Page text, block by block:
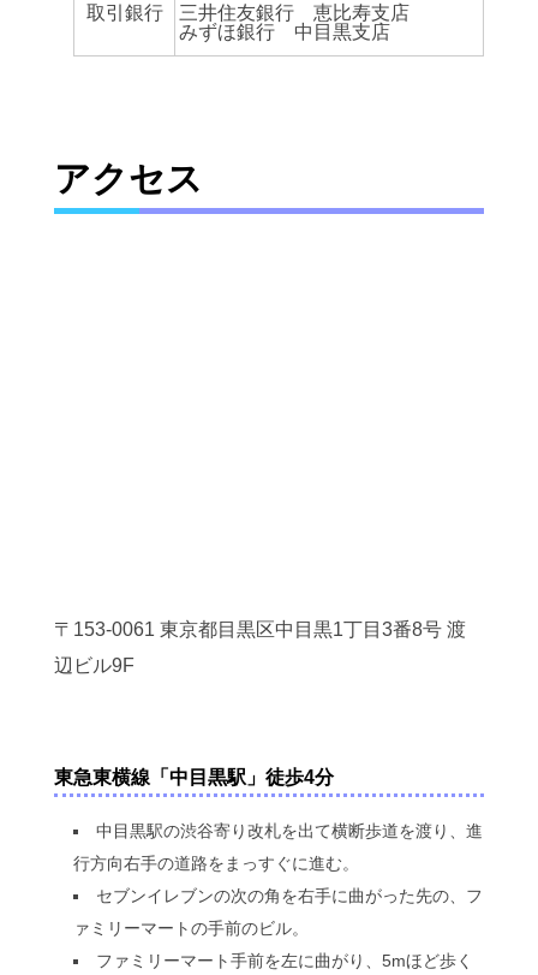
取引銀行
三井住友銀行 恵比寿支店
みずほ銀行 中目黒支店
アクセス
〒153-0061 東京都目黒区中目黒1丁目3番8号 渡
辺ビル9F
東急東横線「中目黒駅」徒歩4分
中目黒駅の渋谷寄り改札を出て横断歩道を渡り、進
行方向右手の道路をまっすぐに進む。
セブンイレブンの次の角を右手に曲がった先の、フ
ァミリーマートの手前のビル。
ファミリーマート手前を左に曲がり、5mほど歩く